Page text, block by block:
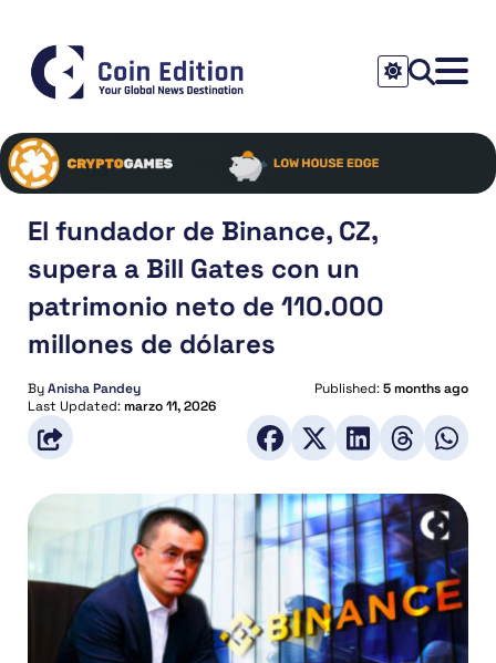
El fundador de Binance, CZ,
supera a Bill Gates con un
patrimonio neto de 110.000
millones de dólares
ByAnisha Pandey Published:5 months ago
Last Updated:marzo 11, 2026